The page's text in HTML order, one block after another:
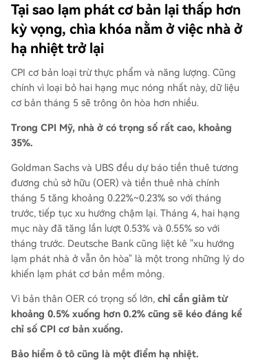
Tại sao lạm phát cơ bản lại thấp hơn
kỳ vọng, chìa khóa nằm ở việc nhà ở
hạ nhiệt trở lại
CPI cơ bản loại trừ thực phẩm và năng lượng. Cũng
chính vì loại bỏ hai hạng mục nóng nhất này, dữ liệu
cơ bản tháng 5 sẽ trông ôn hòa hơn nhiều.
Trong CPI Mỹ, nhà ở có trọng số rất cao, khoảng
35%.
Goldman Sachs và UBS đều dự báo tiền thuê tương
đương chủ sở hữu (OER) và tiền thuê nhà chính
tháng 5 tăng khoảng 0.22%~0.23% so với tháng
trước, tiếp tục xu hướng chậm lại. Tháng 4, hai hạng
mục này đã tăng lần lượt 0.53% và 0.55% so với
tháng trước. Deutsche Bank cũng liệt kê "xu hướng
lạm phát nhà ở vẫn ôn hòa" là một trong những lý do
khiến lạm phát cơ bản mềm mỏng.
Vì bản thân OER có trọng số lớn, chỉ cần giảm từ
khoảng 0.5% xuống hơn 0.2% cũng sẽ kéo đáng kể
chỉ số CPI cơ bản xuống.
Bảo hiểm ô tô cũng là một điểm hạ nhiệt.